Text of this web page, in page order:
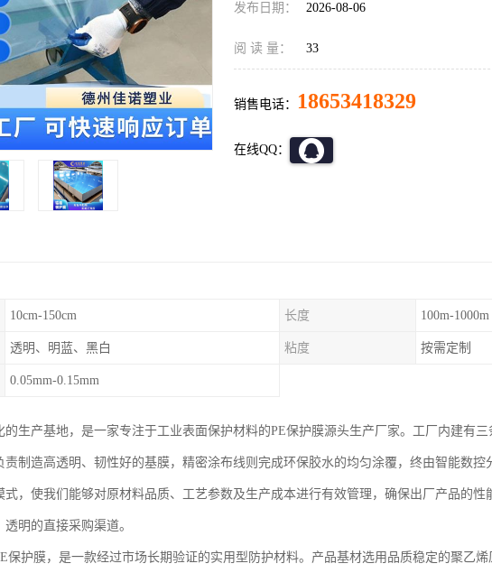
发布日期： 2026-08-06
阅 读 量： 33
销售电话： 18653418329
在线QQ：
10cm-150cm 长度 100m-1000m
透明、明蓝、黑白 粘度 按需定制
0.05mm-0.15mm
的生产基地，是一家专注于工业表面保护材料的PE保护膜源头生产厂家。工厂内建有
责制造高透明、韧性好的基膜，精密涂布线则完成环保胶水的均匀涂覆，终由智能数控
式，使我们能够对原材料品质、工艺参数及生产成本进行有效管理，确保出厂产品的性
明的直接采购渠道。
保护膜，是一款经过市场长期验证的实用型防护材料。产品基材选用品质稳定的聚乙